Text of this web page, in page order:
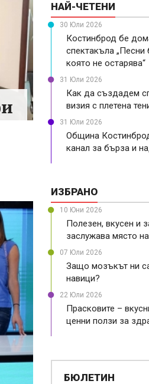
НАЙ-ЧЕТЕНИ
30 Юли 2026
Костинброд бе
спектакъла „Песни
която не остарява“
31 Юли 2026
Как да създадем
визия с плетена
31 Юли 2026
Община
канал за бърза и
ИЗБРАНО
10 Юни 2026
Полезен, вкусен и
заслужава място
07 Юли 2026
Защо мозъкът ни
навици?
22 Юли 2026
Прасковите –
ценни ползи за
БЮЛЕТИН